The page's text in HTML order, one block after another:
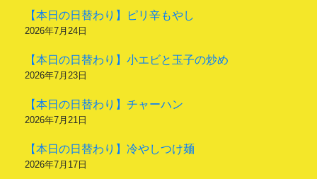
【本日の日替わり】ピリ辛もやし
2026年7月24日
【本日の日替わり】小エビと玉子の炒め
2026年7月23日
【本日の日替わり】チャーハン
2026年7月21日
【本日の日替わり】冷やしつけ麺
2026年7月17日